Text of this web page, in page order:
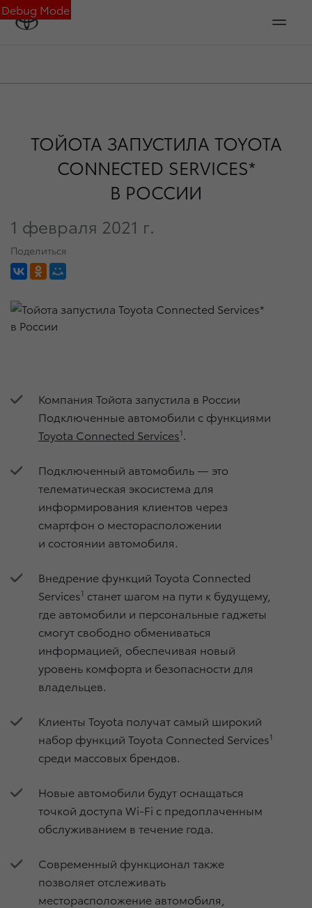
Debug Mode
ТОЙОТА ЗАПУСТИЛА TOYOTA
CONNECTED SERVICES*
В РОССИИ
1 февраля 2021 г.
Поделиться
Компания Тойота запустила в России
Подключенные автомобили с функциями
Toyota Connected Services1.
Подключенный автомобиль — это
телематическая экосистема для
информирования клиентов через
смартфон о месторасположении
и состоянии автомобиля.
Внедрение функций Toyota Connected
Services1 станет шагом на пути к будущему,
где автомобили и персональные гаджеты
смогут свободно обмениваться
информацией, обеспечивая новый
уровень комфорта и безопасности для
владельцев.
Клиенты Toyota получат самый широкий
набор функций Toyota Connected Services1
среди массовых брендов.
Новые автомобили будут оснащаться
точкой доступа Wi-Fi с предоплаченным
обслуживанием в течение года.
Современный функционал также
позволяет отслеживать
месторасположение автомобиля,